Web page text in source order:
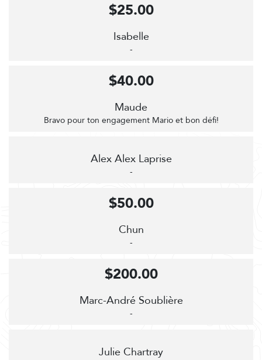
Isabelle
-
$25.00
Maude
Bravo pour ton engagement Mario et bon défi!
$40.00
Alex Alex Laprise
-
Chun
-
$50.00
Marc-André Soublière
-
$200.00
Julie Chartray